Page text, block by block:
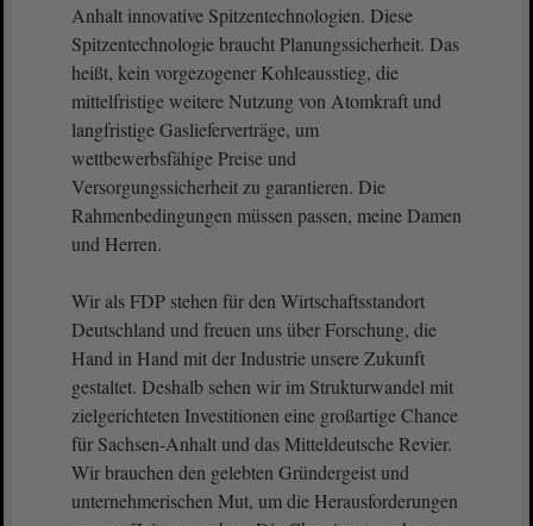
Anhalt innovative Spitzentechnologien. Diese
Spitzentechnologie braucht Planungssicherheit. Das
heißt, kein vorgezogener Kohleausstieg, die
mittelfristige weitere Nutzung von Atomkraft und
langfristige Gaslieferverträge, um
wettbewerbsfähige Preise und
Versorgungssicherheit zu garantieren. Die
Rahmenbedingungen müssen passen, meine Damen
und Herren.
Wir als FDP stehen für den Wirtschaftsstandort
Deutschland und freuen uns über Forschung, die
Hand in Hand mit der Industrie unsere Zukunft
gestaltet. Deshalb sehen wir im Strukturwandel mit
zielgerichteten Investitionen eine großartige Chance
für Sachsen-Anhalt und das Mitteldeutsche Revier.
Wir brauchen den gelebten Gründergeist und
unternehmerischen Mut, um die Herausforderungen